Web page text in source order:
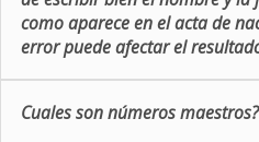
como aparece en el acta de
error puede afectar el
Cuales son números maestros?